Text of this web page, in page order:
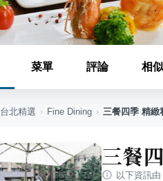
菜單 評論 相
台北精選 › Fine Dining › 三餐四季 精緻
三餐
以下資訊